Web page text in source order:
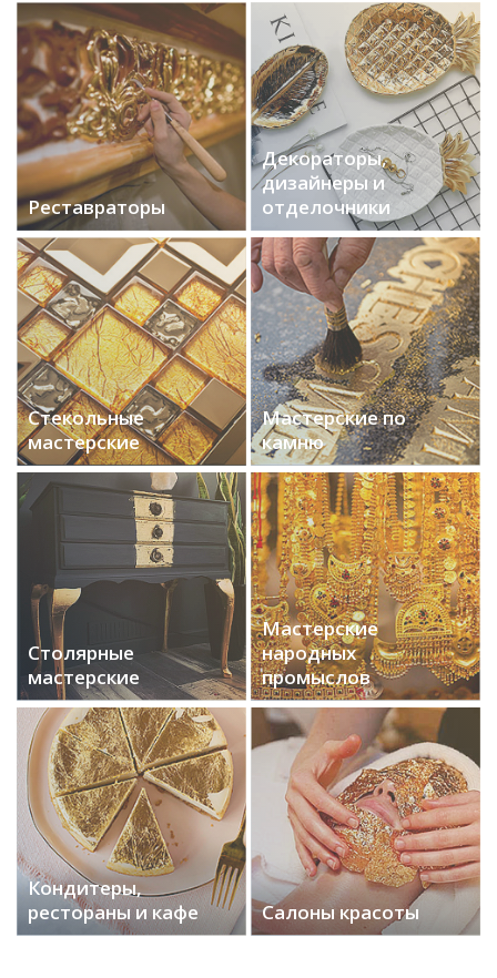
Реставраторы
Декораторы,
дизайнеры и
отделочники
Стекольные
мастерские
Мастерские по
камню
Столярные
мастерские
Мастерские
народных
промыслов
Кондитеры,
рестораны и кафе
Салоны красоты